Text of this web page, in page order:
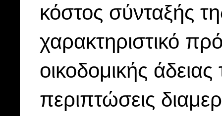
κόστος σύνταξής
χαρακτηριστικό
οικοδομικής
περιπτώσεις